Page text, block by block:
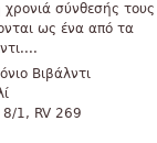
χρονιά σύνθεσής τους
ως ένα από τα
Βιβάλντι
8/1, RV 269